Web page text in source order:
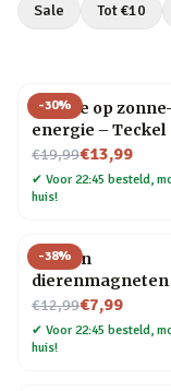
Sale Tot €10
-30%
Hondje op
energie – Teckel
€19,99
Nu voor€13,99
✔ Voor 22:45 besteld,
huis!
-38%
Houten
dierenmagneten
van 3) – Kat
€12,99
Nu voor€7,99
✔ Voor 22:45 besteld,
huis!